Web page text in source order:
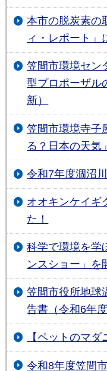
本市の脱炭素の
ィ・レポート」
笠間市環境セン
型プロポーザル
新）
笠間市環境寺子
る？日本の天気
令和7年度涸沼
オオキンケイギ
た！
科学で環境を学
ンスショー」を
笠間市役所地球
告書（令和6年
【ペットのマ
令和8年度笠間